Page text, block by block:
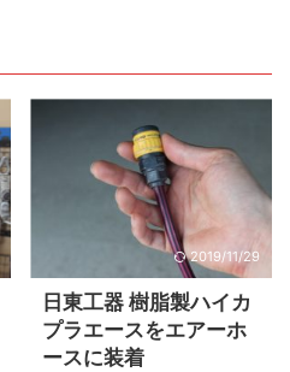
2019/11/29
日東工器 樹脂製ハイカ
プラエースをエアーホ
ースに装着